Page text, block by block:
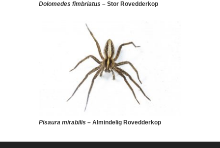
Dolomedes fimbriatus – Stor Rovedderkop
Pisaura mirabilis – Almindelig Rovedderkop